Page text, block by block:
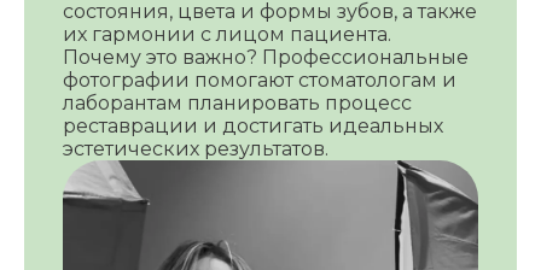
состояния, цвета и формы зубов, а также
их гармонии с лицом пациента.
Почему это важно? Профессиональные
фотографии помогают стоматологам и
лаборантам планировать процесс
реставрации и достигать идеальных
эстетических результатов.